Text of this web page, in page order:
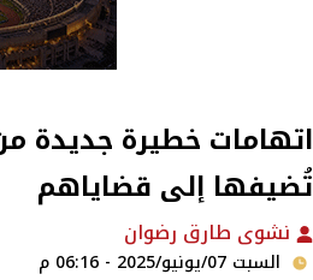
اتهامات خطيرة جديدة
تُضيفها إلى قضاياهم
نشوى طارق رضوان
السبت 07/يونيو/2025 - 06:16 م